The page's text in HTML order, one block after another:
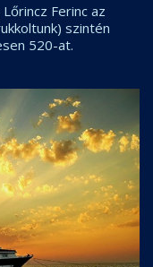
Ferinc az
szintén
520-at.